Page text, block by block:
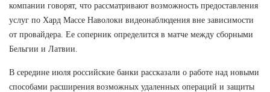
компании говорят, что рассматривают возможность предоставления
услуг по Хард Массе Наволоки видеонаблюдения вне зависимости
от провайдера. Ее соперник определится в матче между сборными
Бельгии и Латвии.
В середине июля российские банки рассказали о работе над новыми
способами расширения возможных удаленных операций и защиты